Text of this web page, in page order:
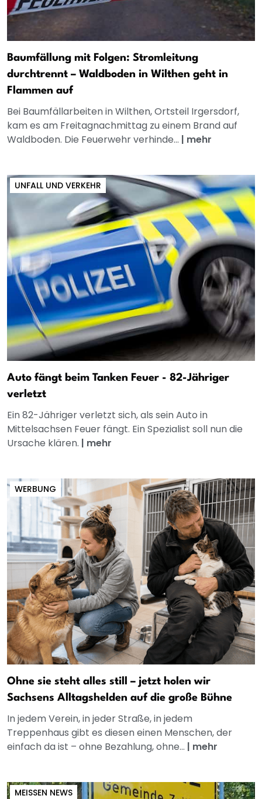
Baumfällung mit Folgen: Stromleitung
durchtrennt – Waldboden in Wilthen geht in
Flammen auf
Bei Baumfällarbeiten in Wilthen, Ortsteil Irgersdorf,
kam es am Freitagnachmittag zu einem Brand auf
Waldboden. Die Feuerwehr verhinde... | mehr
UNFALL UND VERKEHR
Auto fängt beim Tanken Feuer - 82-Jähriger
verletzt
Ein 82-Jähriger verletzt sich, als sein Auto in
Mittelsachsen Feuer fängt. Ein Spezialist soll nun die
Ursache klären. | mehr
WERBUNG
Ohne sie steht alles still – jetzt holen wir
Sachsens Alltagshelden auf die große Bühne
In jedem Verein, in jeder Straße, in jedem
Treppenhaus gibt es diesen einen Menschen, der
einfach da ist – ohne Bezahlung, ohne... | mehr
MEISSEN NEWS